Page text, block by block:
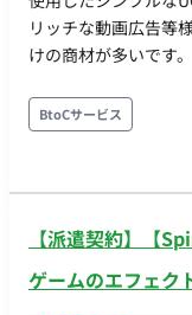
リッチな動画広告等
けの商材が多いです。 【パーツ製作/動画編集】 Figmaでカッ
編集をしていただきます。 ■働き方 ・フルリモート
ス
BtoCサービス
【派遣契約】【
ゲームのエフェク